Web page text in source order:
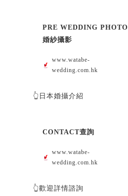
PRE WEDDING PHOTO
婚紗攝影
www.watabe-
wedding.com.hk
👆日本婚攝介紹
CONTACT查詢
www.watabe-
wedding.com.hk
👆歡迎詳情諮詢